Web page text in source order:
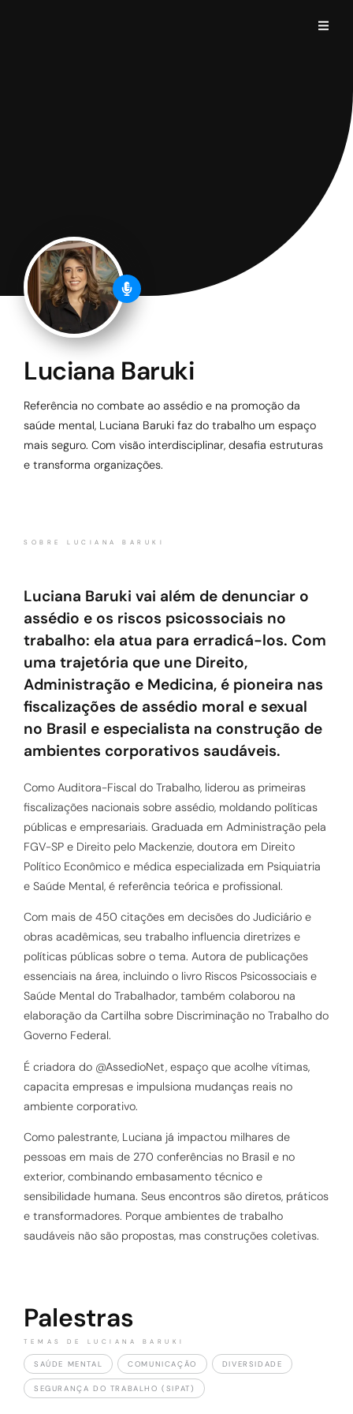
Luciana Baruki
Referência no combate ao assédio e na promoção da
saúde mental, Luciana Baruki faz do trabalho um espaço
mais seguro. Com visão interdisciplinar, desafia estruturas
e transforma organizações.
SOBRE LUCIANA BARUKI
Luciana Baruki vai além de denunciar o
assédio e os riscos psicossociais no
trabalho: ela atua para erradicá-los. Com
uma trajetória que une Direito,
Administração e Medicina, é pioneira nas
fiscalizações de assédio moral e sexual
no Brasil e especialista na construção de
ambientes corporativos saudáveis.
Como Auditora-Fiscal do Trabalho, liderou as primeiras
fiscalizações nacionais sobre assédio, moldando políticas
públicas e empresariais. Graduada em Administração pela
FGV-SP e Direito pelo Mackenzie, doutora em Direito
Político Econômico e médica especializada em Psiquiatria
e Saúde Mental, é referência teórica e profissional.
Com mais de 450 citações em decisões do Judiciário e
obras acadêmicas, seu trabalho influencia diretrizes e
políticas públicas sobre o tema. Autora de publicações
essenciais na área, incluindo o livro Riscos Psicossociais e
Saúde Mental do Trabalhador, também colaborou na
elaboração da Cartilha sobre Discriminação no Trabalho do
Governo Federal.
É criadora do @AssedioNet, espaço que acolhe vítimas,
capacita empresas e impulsiona mudanças reais no
ambiente corporativo.
Como palestrante, Luciana já impactou milhares de
pessoas em mais de 270 conferências no Brasil e no
exterior, combinando embasamento técnico e
sensibilidade humana. Seus encontros são diretos, práticos
e transformadores. Porque ambientes de trabalho
saudáveis não são propostas, mas construções coletivas.
Palestras
TEMAS DE LUCIANA BARUKI
SAÚDE MENTAL COMUNICAÇÃO DIVERSIDADE
SEGURANÇA DO TRABALHO (SIPAT)